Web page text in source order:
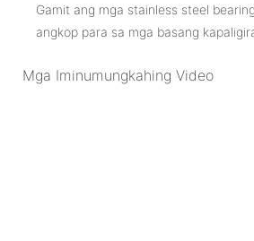
Gamit ang mga stainless steel
angkop para sa mga basang
Mga Iminumungkahing Video